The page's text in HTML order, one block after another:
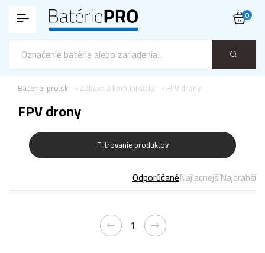
0
FPV drony
Zábava a komunikácia
Baterie-pro.sk
FPV drony
Filtrovanie produktov
OdporúčanéNajlacnejšíNajdrahší
1